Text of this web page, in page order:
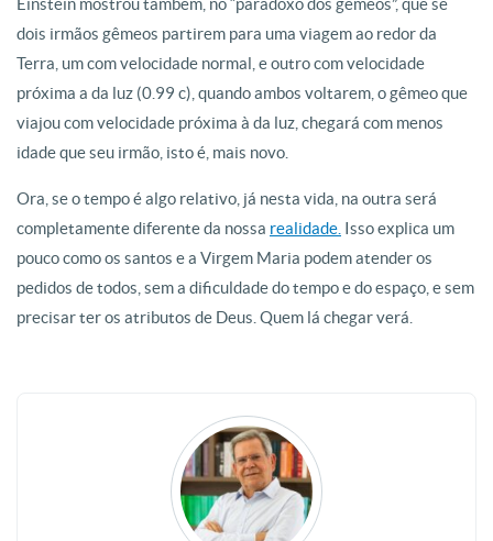
dois irmãos gêmeos partirem para uma viagem ao redor da
Terra, um com velocidade normal, e outro com velocidade
próxima a da luz (0.99 c), quando ambos voltarem, o gêmeo que
viajou com velocidade próxima à da luz, chegará com menos
idade que seu irmão, isto é, mais novo.
Ora, se o tempo é algo relativo, já nesta vida, na outra será
completamente diferente da nossa realidade. Isso explica um
pouco como os santos e a Virgem Maria podem atender os
pedidos de todos, sem a dificuldade do tempo e do espaço, e sem
precisar ter os atributos de Deus. Quem lá chegar verá.